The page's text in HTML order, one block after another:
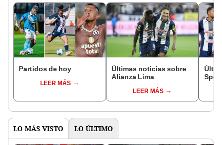
Partidos de hoy
LEER MÁS
Últimas noticias sobre
Alianza Lima
LEER MÁS
LO MÁS VISTO LO ÚLTIMO